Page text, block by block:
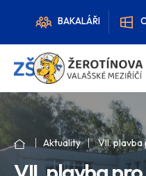
BAKALÁŘI
Aktuality VII.